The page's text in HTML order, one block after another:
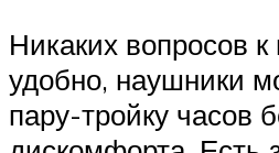
Никаких вопросов к
удобно, наушники
пару-тройку часов